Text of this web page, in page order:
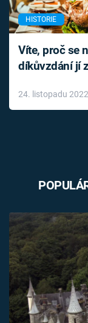
HISTORIE
Víte, proč se
díkůvzdání jí
24. listopadu